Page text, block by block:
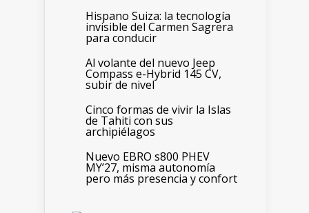
Hispano Suiza: la tecnología
invisible del Carmen Sagrera
para conducir
Al volante del nuevo Jeep
Compass e-Hybrid 145 CV,
subir de nivel
Cinco formas de vivir la Islas
de Tahiti con sus
archipiélagos
Nuevo EBRO s800 PHEV
MY’27, misma autonomía
pero más presencia y confort